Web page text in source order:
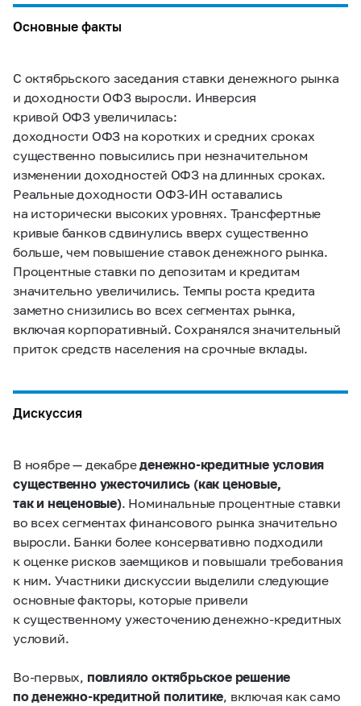
Основные факты
С октябрьского заседания ставки денежного рынка
и доходности ОФЗ выросли. Инверсия
кривой ОФЗ увеличилась:
доходности ОФЗ на коротких и средних сроках
существенно повысились при незначительном
изменении доходностей ОФЗ на длинных сроках.
Реальные доходности ОФЗ-ИН оставались
на исторически высоких уровнях. Трансфертные
кривые банков сдвинулись вверх существенно
больше, чем повышение ставок денежного рынка.
Процентные ставки по депозитам и кредитам
значительно увеличились. Темпы роста кредита
заметно снизились во всех сегментах рынка,
включая корпоративный. Сохранялся значительный
приток средств населения на срочные вклады.
Дискуссия
В ноябре — декабре денежно-кредитные условия
существенно ужесточились (как ценовые,
так и неценовые). Номинальные процентные ставки
во всех сегментах финансового рынка значительно
выросли. Банки более консервативно подходили
к оценке рисков заемщиков и повышали требования
к ним. Участники дискуссии выделили следующие
основные факторы, которые привели
к существенному ужесточению денежно-кредитных
условий.
Во-первых, повлияло октябрьское решение
по денежно-кредитной политике , включая как само